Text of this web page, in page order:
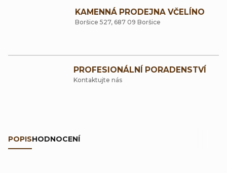
KAMENNÁ PRODEJNA VČELÍNO
Boršice 527, 687 09 Boršice
PROFESIONÁLNÍ PORADENSTVÍ
Kontaktujte nás
POPISHODNOCENÍ